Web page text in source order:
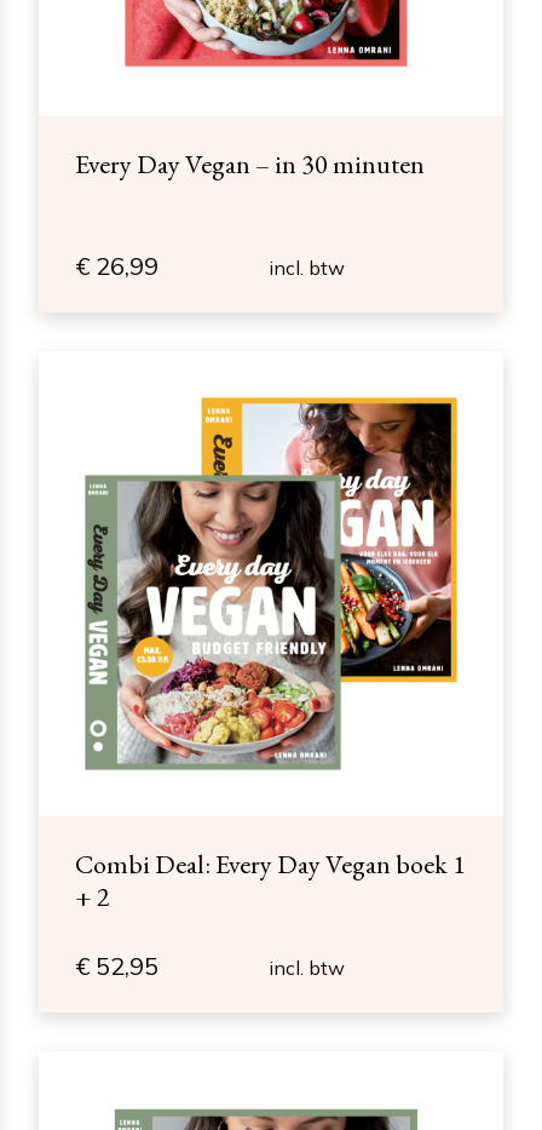
Every Day Vegan – in 30 minuten
€ 26,99 incl. btw
Combi Deal: Every Day Vegan boek 1
+ 2
€ 52,95 incl. btw